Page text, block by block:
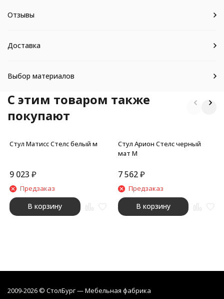
Отзывы
Доставка
Выбор материалов
C этим товаром также
покупают
Стул Матисс Стелс белый м
9 023 ₽
Предзаказ
В корзину
Стул Арион Стелс черный
мат М
7 562 ₽
Предзаказ
В корзину
2009-2026 © СтолБург — Мебeльная фабрика